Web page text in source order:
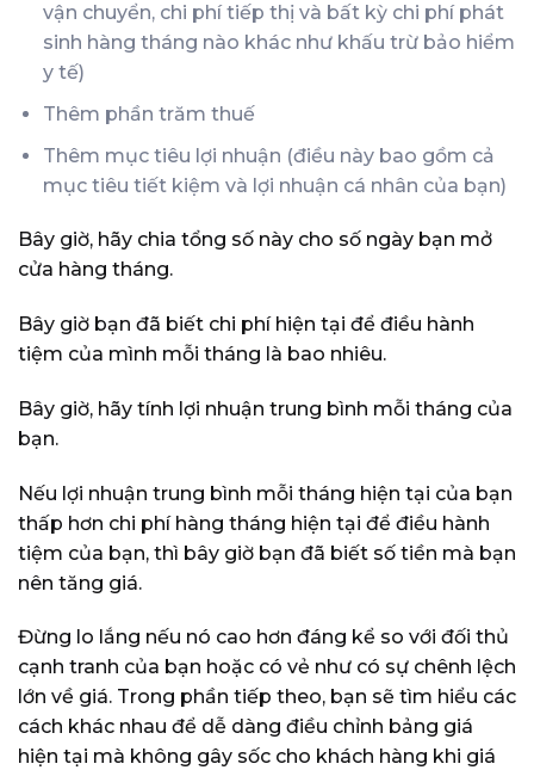
vận chuyển, chi phí tiếp thị và bất kỳ chi phí phát
sinh hàng tháng nào khác như khấu trừ bảo hiểm
y tế)
Thêm phần trăm thuế
Thêm mục tiêu lợi nhuận (điều này bao gồm cả
mục tiêu tiết kiệm và lợi nhuận cá nhân của bạn)
Bây giờ, hãy chia tổng số này cho số ngày bạn mở
cửa hàng tháng.
Bây giờ bạn đã biết chi phí hiện tại để điều hành
tiệm của mình mỗi tháng là bao nhiêu.
Bây giờ, hãy tính lợi nhuận trung bình mỗi tháng của
bạn.
Nếu lợi nhuận trung bình mỗi tháng hiện tại của bạn
thấp hơn chi phí hàng tháng hiện tại để điều hành
tiệm của bạn, thì bây giờ bạn đã biết số tiền mà bạn
nên tăng giá.
Đừng lo lắng nếu nó cao hơn đáng kể so với đối thủ
cạnh tranh của bạn hoặc có vẻ như có sự chênh lệch
lớn về giá. Trong phần tiếp theo, bạn sẽ tìm hiểu các
cách khác nhau để dễ dàng điều chỉnh bảng giá
hiện tại mà không gây sốc cho khách hàng khi giá